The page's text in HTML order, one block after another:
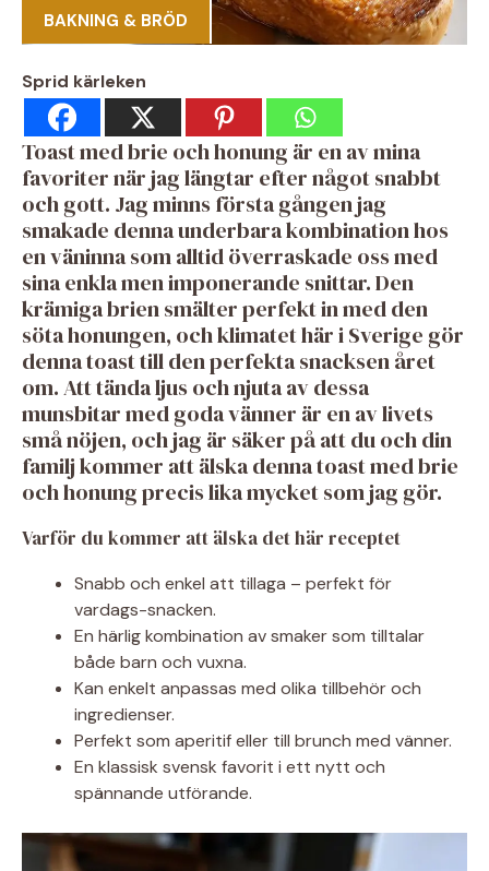
BAKNING & BRÖD
Sprid kärleken
Toast med brie och honung är en av mina
favoriter när jag längtar efter något snabbt
och gott. Jag minns första gången jag
smakade denna underbara kombination hos
en väninna som alltid överraskade oss med
sina enkla men imponerande snittar. Den
krämiga brien smälter perfekt in med den
söta honungen, och klimatet här i Sverige gör
denna toast till den perfekta snacksen året
om. Att tända ljus och njuta av dessa
munsbitar med goda vänner är en av livets
små nöjen, och jag är säker på att du och din
familj kommer att älska denna toast med brie
och honung precis lika mycket som jag gör.
Varför du kommer att älska det här receptet
Snabb och enkel att tillaga – perfekt för
vardags-snacken.
En härlig kombination av smaker som tilltalar
både barn och vuxna.
Kan enkelt anpassas med olika tillbehör och
ingredienser.
Perfekt som aperitif eller till brunch med vänner.
En klassisk svensk favorit i ett nytt och
spännande utförande.